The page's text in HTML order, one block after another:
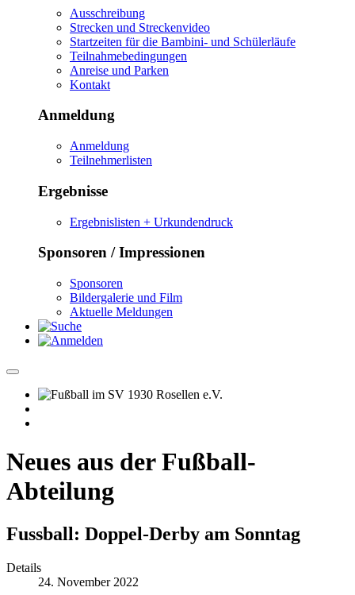
Ausschreibung
Strecken und Streckenvideo
Startzeiten für die Bambini- und Schülerläufe
Teilnahmebedingungen
Anreise und Parken
Kontakt
Anmeldung
Anmeldung
Teilnehmerlisten
Ergebnisse
Ergebnislisten + Urkundendruck
Sponsoren / Impressionen
Sponsoren
Bildergalerie und Film
Aktuelle Meldungen
Neues aus der Fußball-
Abteilung
Fussball: Doppel-Derby am Sonntag
Details
24. November 2022